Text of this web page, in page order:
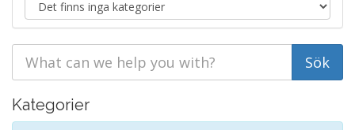
Kategorier